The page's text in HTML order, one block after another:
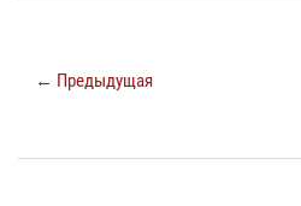
← Предыдущая